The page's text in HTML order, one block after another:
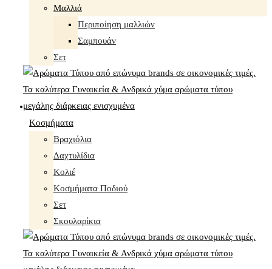
Mαλλιά
Περιποίηση μαλλιών
Σαμπουάν
Σετ
Κοσμήματα
Βραχιόλια
Δαχτυλίδια
Κολιέ
Κοσμήματα Ποδιού
Σετ
Σκουλαρίκια